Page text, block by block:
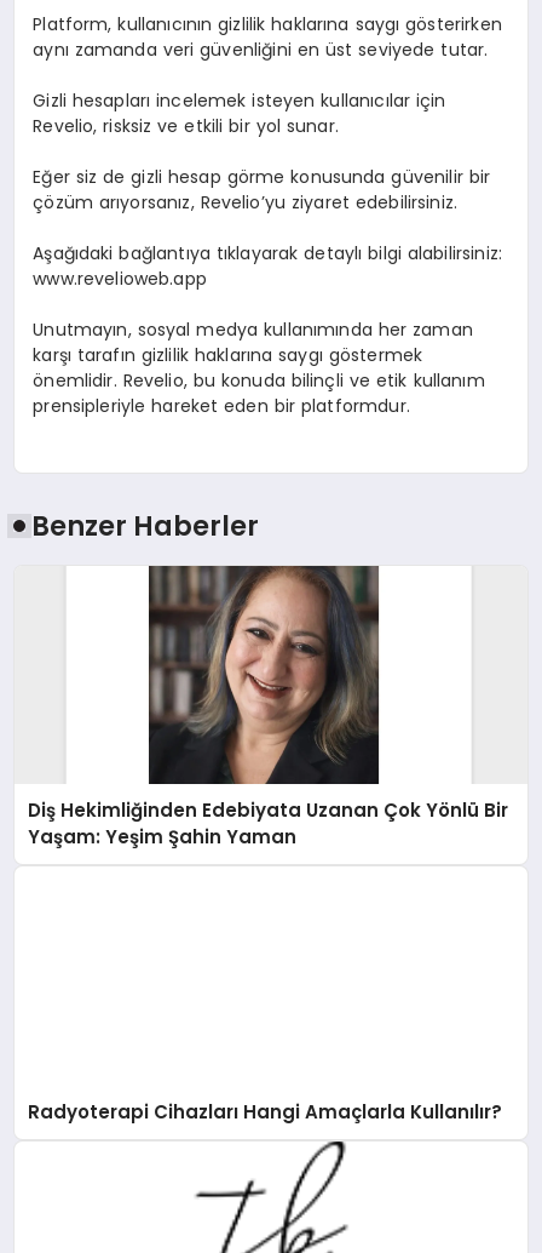
Platform, kullanıcının gizlilik haklarına saygı gösterirken
aynı zamanda veri güvenliğini en üst seviyede tutar.
Gizli hesapları incelemek isteyen kullanıcılar için
Revelio, risksiz ve etkili bir yol sunar.
Eğer siz de gizli hesap görme konusunda güvenilir bir
çözüm arıyorsanız, Revelio’yu ziyaret edebilirsiniz.
Aşağıdaki bağlantıya tıklayarak detaylı bilgi alabilirsiniz:
www.revelioweb.app
Unutmayın, sosyal medya kullanımında her zaman
karşı tarafın gizlilik haklarına saygı göstermek
önemlidir. Revelio, bu konuda bilinçli ve etik kullanım
prensipleriyle hareket eden bir platformdur.
Benzer Haberler
Diş Hekimliğinden Edebiyata Uzanan Çok Yönlü Bir
Yaşam: Yeşim Şahin Yaman
Radyoterapi Cihazları Hangi Amaçlarla Kullanılır?